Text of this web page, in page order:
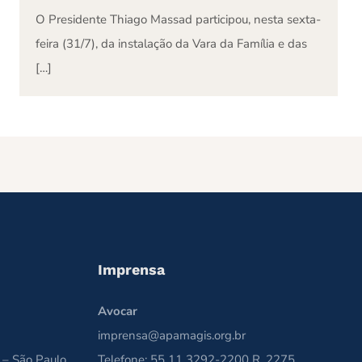
O Presidente Thiago Massad participou, nesta sexta-
feira (31/7), da instalação da Vara da Família e das
[…]
Imprensa
Avocar
imprensa@apamagis.org.br